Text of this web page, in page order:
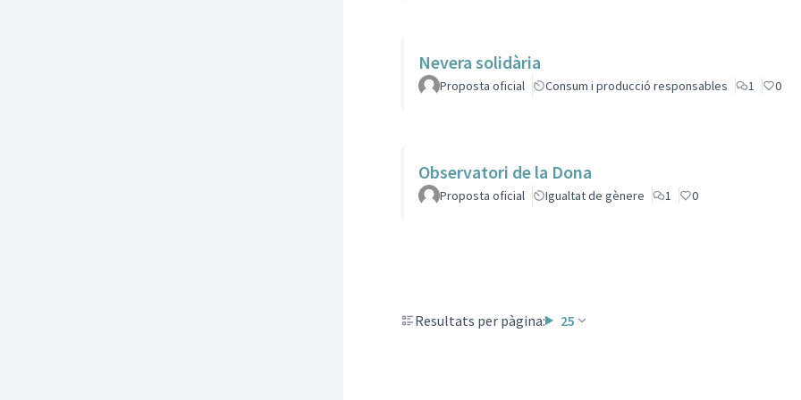
Nevera solidària
Proposta oficial Consum i producció responsables 1 0
Observatori de la Dona
Proposta oficial Igualtat de gènere 1 0
Resultats per pàgina: 25